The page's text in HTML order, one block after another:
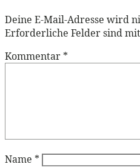
Deine E-Mail-Adresse wird
Erforderliche Felder sind mit
Kommentar *
Name *